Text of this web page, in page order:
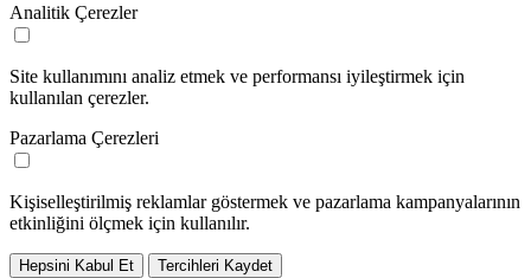
Analitik Çerezler
Site kullanımını analiz etmek ve performansı iyileştirmek için
kullanılan çerezler.
Pazarlama Çerezleri
Kişiselleştirilmiş reklamlar göstermek ve pazarlama kampanyalarının
etkinliğini ölçmek için kullanılır.
Hepsini Kabul Et Tercihleri Kaydet